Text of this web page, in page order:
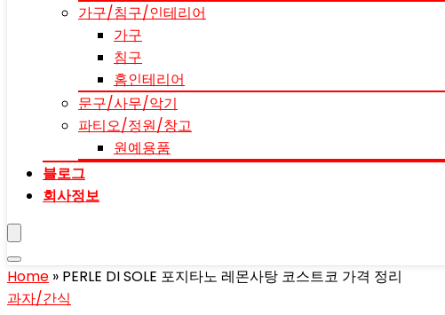
가구/침구/인테리어
가구
침구
홈인테리어
문구/사무/악기
파티오/정원/창고
원예용품
블로그
회사정보
Home » PERLE DI SOLE 포지타노 레몬사탕 코스트코 가격 정리
과자/간식